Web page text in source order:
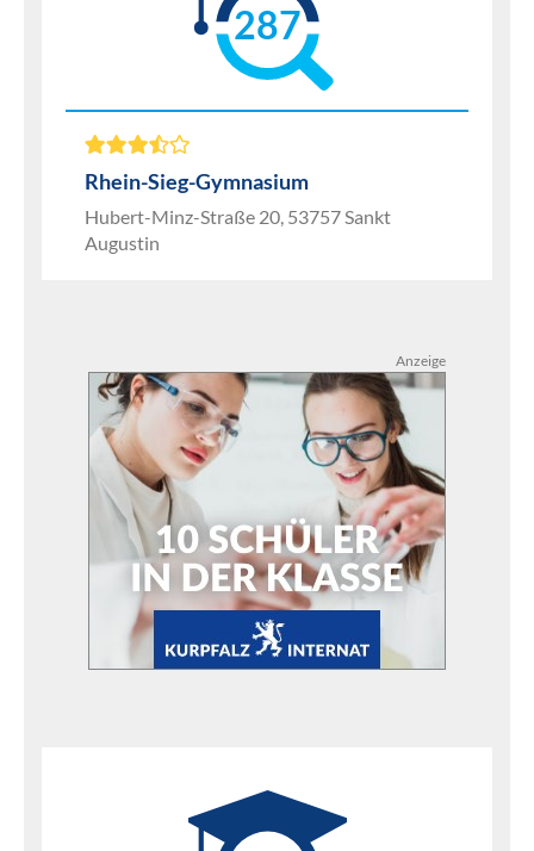
287
Rhein-Sieg-Gymnasium
Hubert-Minz-Straße 20, 53757 Sankt
Augustin
Anzeige